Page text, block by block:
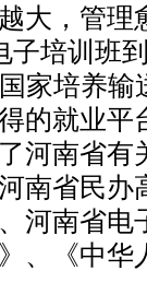
大，管
子培训班
家培养输
的就业平
河南省有
南省民
河南省电
、《中华